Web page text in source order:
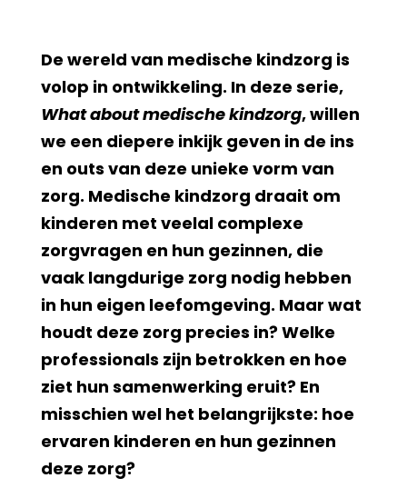
De wereld van medische kindzorg is
volop in ontwikkeling. In deze serie,
What about medische kindzorg, willen
we een diepere inkijk geven in de ins
en outs van deze unieke vorm van
zorg. Medische kindzorg draait om
kinderen met veelal complexe
zorgvragen en hun gezinnen, die
vaak langdurige zorg nodig hebben
in hun eigen leefomgeving. Maar wat
houdt deze zorg precies in? Welke
professionals zijn betrokken en hoe
ziet hun samenwerking eruit? En
misschien wel het belangrijkste: hoe
ervaren kinderen en hun gezinnen
deze zorg?